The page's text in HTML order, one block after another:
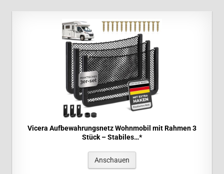
Vicera Aufbewahrungsnetz Wohnmobil mit Rahmen 3
Stück – Stabiles…*
Anschauen